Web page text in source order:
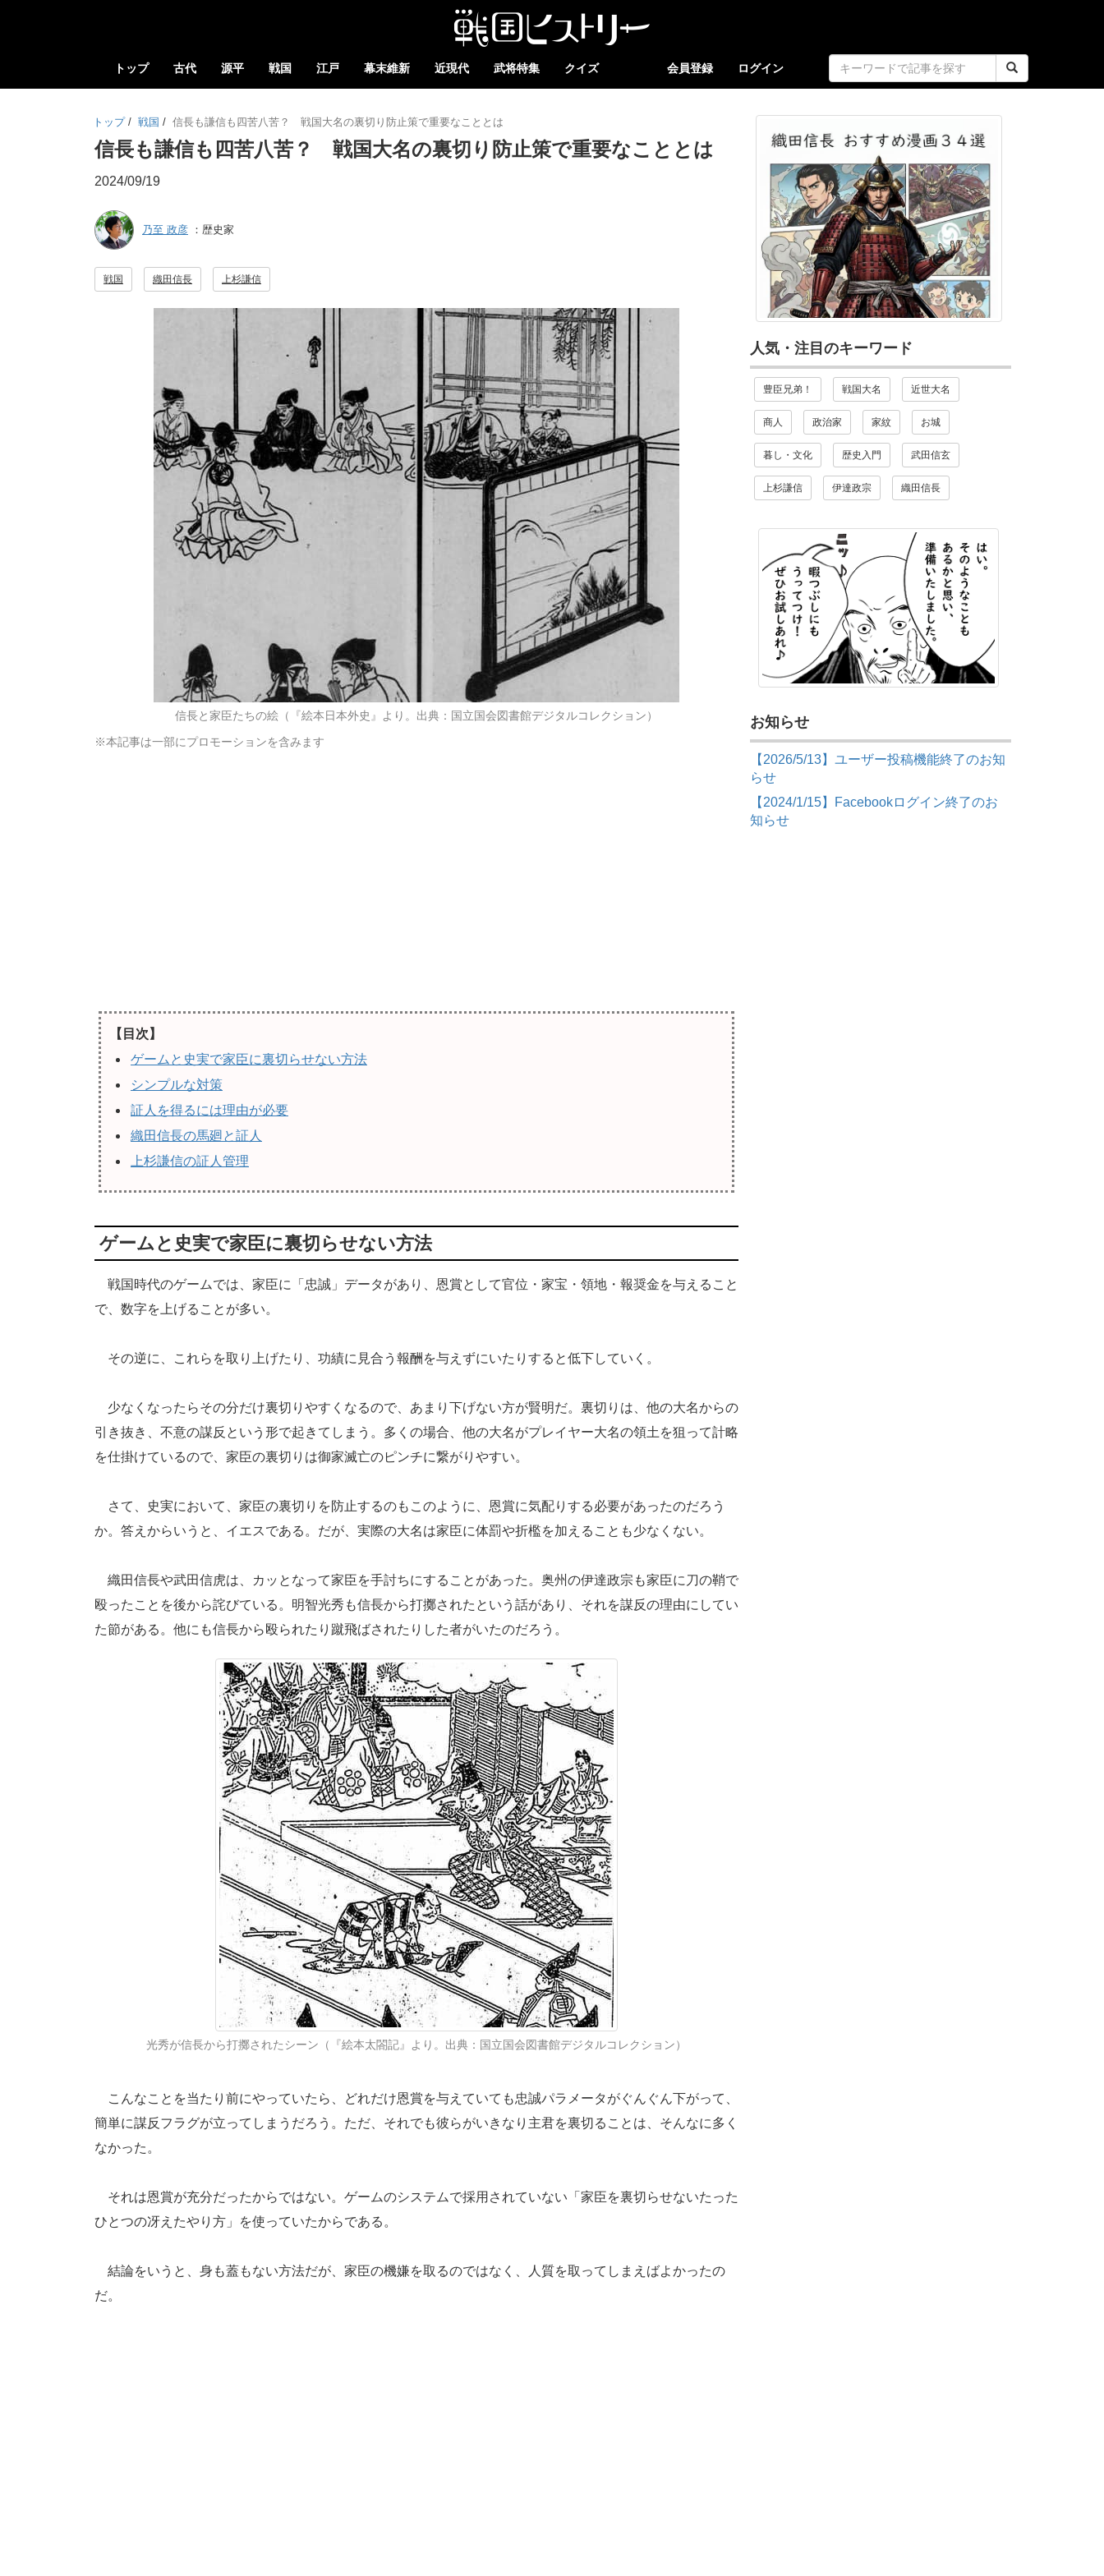
トップ 古代 源平 戦国 江戸 幕末維新 近現代 武将特集 クイズ 会員登録 ログイン
トップ / 戦国 / 信長も謙信も四苦八苦？ 戦国大名の裏切り防止策で重要なこととは
信長も謙信も四苦八苦？ 戦国大名の裏切り防止策で重要なこととは
2024/09/19
乃至 政彦 ：歴史家
戦国 織田信長 上杉謙信
信長と家臣たちの絵（『絵本日本外史』より。出典：国立国会図書館デジタルコレクション）
※本記事は一部にプロモーションを含みます
【目次】
ゲームと史実で家臣に裏切らせない方法
シンプルな対策
証人を得るには理由が必要
織田信長の馬廻と証人
上杉謙信の証人管理
ゲームと史実で家臣に裏切らせない方法
戦国時代のゲームでは、家臣に「忠誠」データがあり、恩賞として官位・家宝・領地・報奨金を与えること
で、数字を上げることが多い。
その逆に、これらを取り上げたり、功績に見合う報酬を与えずにいたりすると低下していく。
少なくなったらその分だけ裏切りやすくなるので、あまり下げない方が賢明だ。裏切りは、他の大名からの
引き抜き、不意の謀反という形で起きてしまう。多くの場合、他の大名がプレイヤー大名の領土を狙って計略
を仕掛けているので、家臣の裏切りは御家滅亡のピンチに繋がりやすい。
さて、史実において、家臣の裏切りを防止するのもこのように、恩賞に気配りする必要があったのだろう
か。答えからいうと、イエスである。だが、実際の大名は家臣に体罰や折檻を加えることも少なくない。
織田信長や武田信虎は、カッとなって家臣を手討ちにすることがあった。奥州の伊達政宗も家臣に刀の鞘で
殴ったことを後から詫びている。明智光秀も信長から打擲されたという話があり、それを謀反の理由にしてい
た節がある。他にも信長から殴られたり蹴飛ばされたりした者がいたのだろう。
光秀が信長から打擲されたシーン（『絵本太閤記』より。出典：国立国会図書館デジタルコレクション）
こんなことを当たり前にやっていたら、どれだけ恩賞を与えていても忠誠パラメータがぐんぐん下がって、
簡単に謀反フラグが立ってしまうだろう。ただ、それでも彼らがいきなり主君を裏切ることは、そんなに多く
なかった。
それは恩賞が充分だったからではない。ゲームのシステムで採用されていない「家臣を裏切らせないたった
ひとつの冴えたやり方」を使っていたからである。
結論をいうと、身も蓋もない方法だが、家臣の機嫌を取るのではなく、人質を取ってしまえばよかったの
だ。
人気・注目のキーワード
豊臣兄弟！ 戦国大名 近世大名
商人 政治家 家紋 お城
暮し・文化 歴史入門 武田信玄
上杉謙信 伊達政宗 織田信長
お知らせ
【2026/5/13】ユーザー投稿機能終了のお知
らせ
【2024/1/15】Facebookログイン終了のお
知らせ